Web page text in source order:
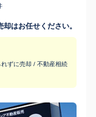
はお任せください。
ずに売却 / 不動産相続